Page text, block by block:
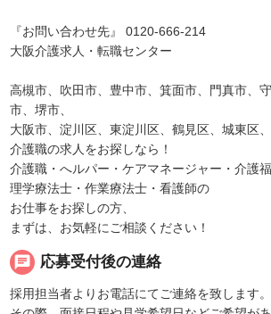
『お問い合わせ先』 0120-666-214
大阪介護求人・転職センター
高槻市、吹田市、豊中市、箕面市、門真市、
市、堺市、
大阪市、淀川区、東淀川区、鶴見区、城東区
介護職の求人をお探しなら！
介護職・へルパー・ケアマネージャー・介護
理学療法士・作業療法士・看護師の
お仕事をお探しの方、
まずは、お気軽にご相談ください！
chat 応募受付後の連絡
採用担当者よりお電話にてご連絡を致します。